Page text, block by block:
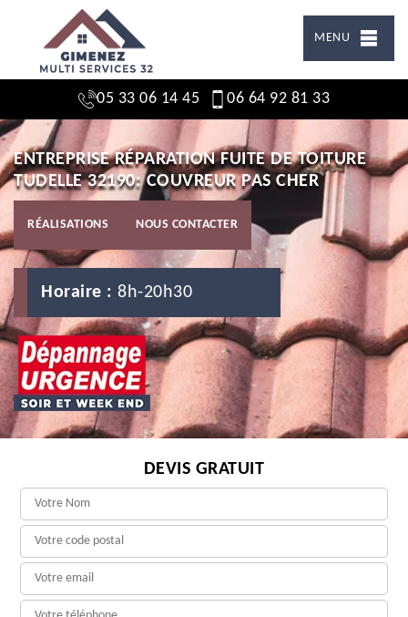
MENU
05 33 06 14 45 06 64 92 81 33
ENTREPRISE RÉPARATION FUITE DE TOITURE
TUDELLE 32190: COUVREUR PAS CHER
RÉALISATIONS NOUS CONTACTER
Horaire : 8h-20h30
DEVIS GRATUIT